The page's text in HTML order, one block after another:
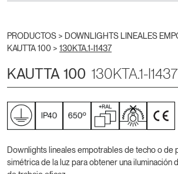
PRODUCTOS > DOWNLIGHTS LINEALES
KAUTTA 100 > 130KTA.1-I1437
KAUTTA 100 130KTA.1-I1437
Downlights lineales empotrables de techo o de
simétrica de la luz para obtener una iluminación